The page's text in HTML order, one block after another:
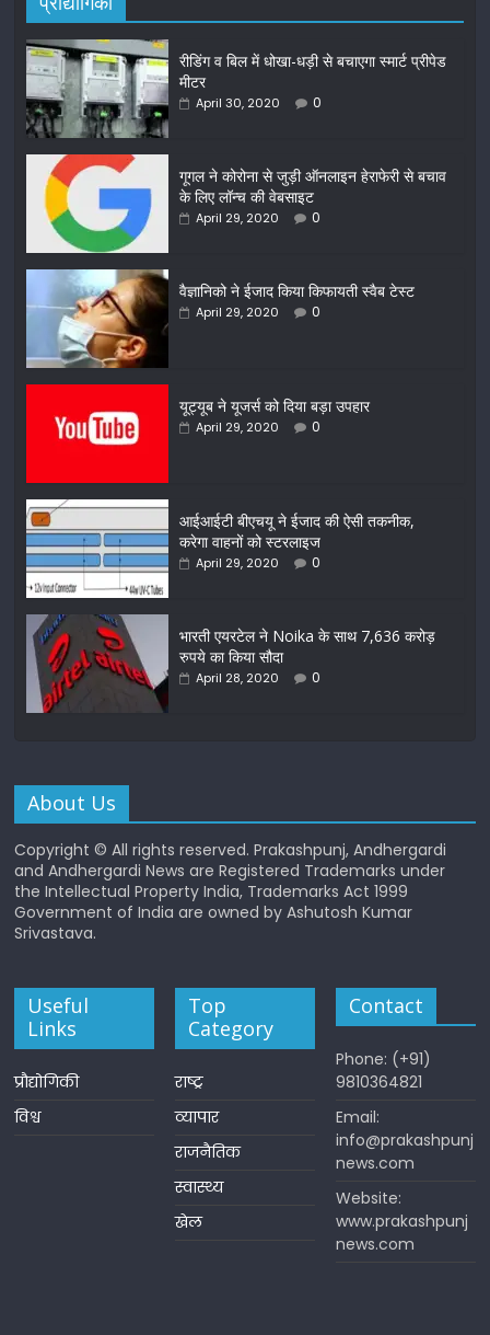
रीडिंग व बिल में धोखा-धड़ी से बचाएगा स्मार्ट प्रीपेड
मीटर
April 30, 2020 0
गूगल ने कोरोना से जुड़ी ऑनलाइन हेराफेरी से बचाव
के लिए लॉन्च की वेबसाइट
April 29, 2020 0
वैज्ञानिको ने ईजाद किया किफायती स्वैब टेस्ट
April 29, 2020 0
यूट्यूब ने यूजर्स को दिया बड़ा उपहार
April 29, 2020 0
आईआईटी बीएचयू ने ईजाद की ऐसी तकनीक,
करेगा वाहनों को स्टरलाइज
April 29, 2020 0
भारती एयरटेल ने Noika के साथ 7,636 करोड़
रुपये का किया सौदा
April 28, 2020 0
About Us
Copyright © All rights reserved. Prakashpunj, Andhergardi
and Andhergardi News are Registered Trademarks under
the Intellectual Property India, Trademarks Act 1999
Government of India are owned by Ashutosh Kumar
Srivastava.
Useful
Links
प्रौद्योगिकी
विश्व
Top
Category
राष्ट्र
व्यापार
राजनैतिक
स्वास्थ्य
खेल
Contact
Phone: (+91)
9810364821
Email:
info@prakashpunj
news.com
Website:
www.prakashpunj
news.com